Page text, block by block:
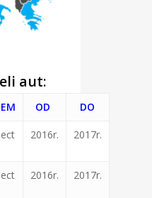
aut:
OD DO
2016r. 2017r.
2016r. 2017r.